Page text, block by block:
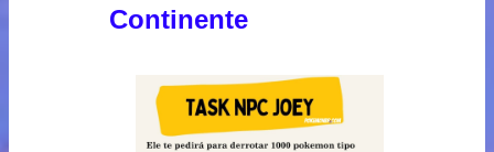
Continente